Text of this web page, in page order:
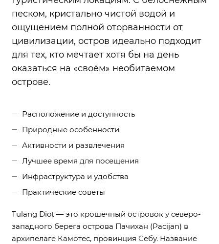
песком, кристально чистой водой и
ощущением полной оторванности от
цивилизации, остров идеально подходит
для тех, кто мечтает хотя бы на день
оказаться на «своём» необитаемом
острове.
Расположение и доступность
Природные особенности
Активности и развлечения
Лучшее время для посещения
Инфраструктура и удобства
Практические советы
Tulang Diot — это крошечный островок у северо-
западного берега острова Пачихан (Pacijan) в
архипелаге Камотес, провинция Себу. Название